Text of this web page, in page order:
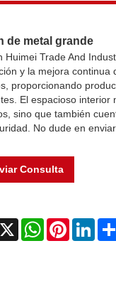
de metal grande
Huimei Trade And
y la mejora continua
proporcionando
El espacioso interior
sino que también
No dude en
Consulta
X WhatsAppPinterest